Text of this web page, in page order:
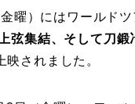
曜）にはワールドツ
弦集結、そして刀鍛
映されました。